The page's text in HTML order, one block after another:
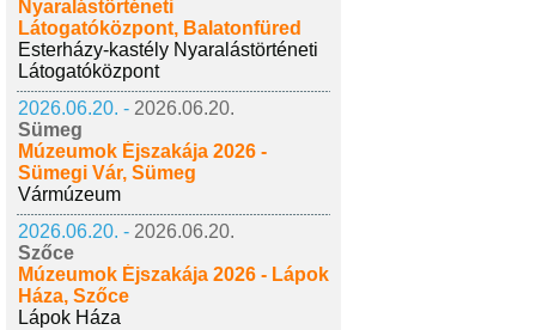
Nyaralástörténeti
Látogatóközpont, Balatonfüred
Esterházy-kastély Nyaralástörténeti
Látogatóközpont
2026.06.20. - 2026.06.20.
Sümeg
Múzeumok Éjszakája 2026 -
Sümegi Vár, Sümeg
Vármúzeum
2026.06.20. - 2026.06.20.
Szőce
Múzeumok Éjszakája 2026 - Lápok
Háza, Szőce
Lápok Háza